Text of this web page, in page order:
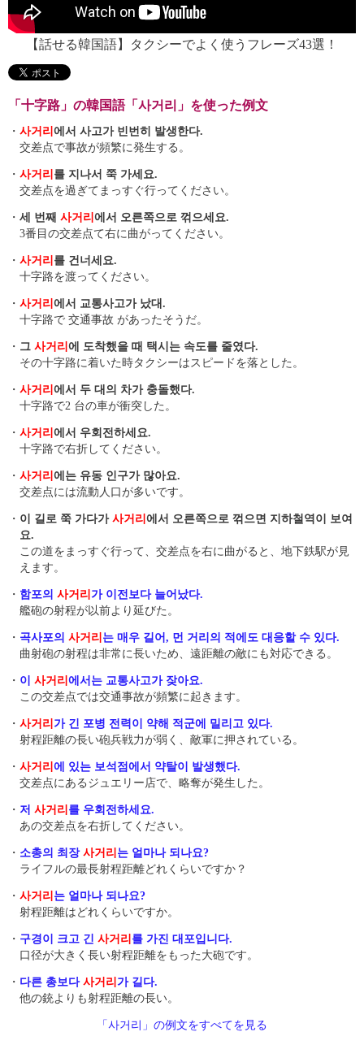
【話せる韓国語】タクシーでよく使うフレーズ43選！
「十字路」の韓国語「사거리」を使った例文
・ 사거리 에서 사고가 빈번히 발생한다.
交差点で事故が頻繁に発生する。
・ 사거리 를 지나서 쭉 가세요.
交差点を過ぎてまっすぐ行ってください。
・ 세 번째 사거리 에서 오른쪽으로 꺾으세요.
3番目の交差点て右に曲がってください。
・ 사거리 를 건너세요.
十字路を渡ってください。
・ 사거리 에서 교통사고가 났대.
十字路で 交通事故 があったそうだ。
・ 그 사거리 에 도착했을 때 택시는 속도를 줄였다.
その十字路に着いた時タクシーはスピードを落とした。
・ 사거리 에서 두 대의 차가 충돌했다.
十字路で2 台の車が衝突した。
・ 사거리 에서 우회전하세요.
十字路で右折してください。
・ 사거리 에는 유동 인구가 많아요.
交差点には流動人口が多いです。
・ 이 길로 쭉 가다가 사거리 에서 오른쪽으로 꺾으면 지하철역이 보여
요.
この道をまっすぐ行って、交差点を右に曲がると、地下鉄駅が見
えます。
・ 함포의 사거리 가 이전보다 늘어났다.
艦砲の射程が以前より延びた。
・ 곡사포의 사거리 는 매우 길어, 먼 거리의 적에도 대응할 수 있다.
曲射砲の射程は非常に長いため、遠距離の敵にも対応できる。
・ 이 사거리 에서는 교통사고가 잦아요.
この交差点では交通事故が頻繁に起きます。
・ 사거리 가 긴 포병 전력이 약해 적군에 밀리고 있다.
射程距離の長い砲兵戦力が弱く、敵軍に押されている。
・ 사거리 에 있는 보석점에서 약탈이 발생했다.
交差点にあるジュエリー店で、略奪が発生した。
・ 저 사거리 를 우회전하세요.
あの交差点を右折してください。
・ 소총의 최장 사거리 는 얼마나 되나요?
ライフルの最長射程距離どれくらいですか？
・ 사거리 는 얼마나 되나요?
射程距離はどれくらいですか。
・ 구경이 크고 긴 사거리 를 가진 대포입니다.
口径が大きく長い射程距離をもった大砲です。
・ 다른 총보다 사거리 가 길다.
他の銃よりも射程距離の長い。
「사거리」の例文をすべてを見る